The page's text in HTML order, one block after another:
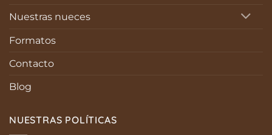
Nuestras nueces
Formatos
Contacto
Blog
NUESTRAS POLÍTICAS